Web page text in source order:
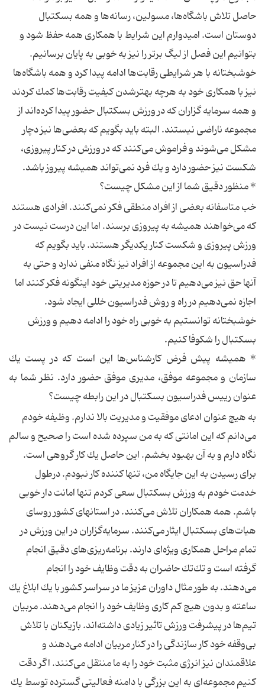
حاصل تلاش باشگاه‌ها، مسولین، رسانه‌ها و همه بسكتبال
دوستان است. امیدوارم این شرایط با همكاری همه حفظ شود و
بتوانیم این فصل از لیگ برتر را نیز به خوبی به پایان برسانیم.
خوشبختانه با هر شرایطی رقابت‌ها ادامه پیدا كرد و همه باشگاه‌ها
نیز با همكاری خود به هرچه بهترشدن كیفیت رقابت‌ها كمك كردند
و همه سرمایه گزاران كه در ورزش بسكتبال حضور پیدا كرده‌اند از
مجموعه ناراضی نیستند. البته باید بگویم كه بعضی‌ها نیز دچار
مشكل می‌شوند و فراموش می‌كنند كه در ورزش در كنار پیروزی،
شكست نیز حضور دارد و یك فرد نمی‌تواند همیشه پیروز باشد.
*‌ منظور دقیق شما از این مشكل چیست؟
خب متاسفانه بعضی از افراد منطقی فكر نمی‌كنند. افرادی هستند
كه می‌خواهند همیشه به پیروزی برسند. اما این درست نیست در
ورزش پیروزی و شكست كنار یكدیگر هستند. باید بگویم كه
فدراسیون به این مجموعه از افراد نیز نگاه منفی ندارد و حتی به
آنها حق نیز می‌دهیم تا در حوزه مدیریتی خود اینگونه فكر كنند اما
اجازه نمی‌دهیم در راه و روش فدراسیون خللی ایجاد شود.
خوشبختانه توانستیم به خوبی راه خود را ادامه دهیم و ورزش
بسكتبال را شكوفا كنیم.
*‌ همیشه پیش فرض كارشناس‌ها این است كه در پست یك
سازمان و مجموعه موفق، مدیری موفق حضور دارد. نظر شما به
عنوان رییس فدراسیون بسكتبال در این رابطه چیست؟
به هیچ عنوان ادعای موفقیت و مدیریت بالا ندارم. وظیفه خودم
می‌دانم كه این امانتی كه به من سپرده شده است را صحیح و سالم
نگاه دارم و به آن بهبود بخشم. این حاصل یك كار گروهی است.
برای رسیدن به این جایگاه من، تنها كننده كار نبودم. درطول
خدمت خودم به ورزش بسكتبال سعی كردم تنها امانت دار خوبی
باشم. همه همكاران تلاش می‌كنند. در استانهای كشور روسای
هیات‌های بسكتبال ایثار می‌كنند. سرمایه‌گزاران در این ورزش در
تمام مراحل همكاری ویژه‌ای دارند. برنامه‌ریزی‌های دقیق انجام
گرفته است و تك‌تك حاضران به دقت وظایف خود را انجام
می‌دهند. به طور مثال داوران عزیز ما در سراسر كشور با یك ابلاغ یك
ساعته و بدون هیچ كم كاری وظایف خود را انجام می‌دهند. مربیان
تیم‌ها در پیشرفت ورزش تاثیر زیادی داشته‌اند. بازیكنان با تلاش
بی‌وقفه خود كار سازندگی را در كنار مربیان ادامه می‌دهند و
علاقمندان نیز انرژی مثبت خود را به ما منتقل می‌كنند. اگر دقت
كنیم مجموعه‌ای به این بزرگی با دامنه فعالیتی گسترده توسط یك